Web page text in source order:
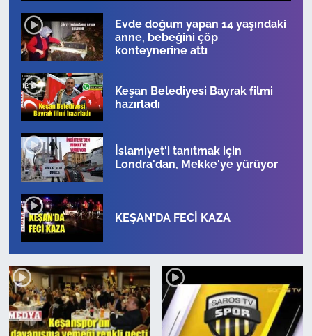
1
Evde doğum yapan 14 yaşındaki
anne, bebeğini çöp
konteynerine attı
Keşan Belediyesi Bayrak filmi
hazırladı
İslamiyet'i tanıtmak için
Londra'dan, Mekke'ye yürüyor
KEŞAN'DA FECİ KAZA
TARIM VE HAYVANCILIK
KÜLTÜR SANAT
RESMİ İLAN
SPOR
YAŞAM
EDİRNE
TEKİRDAĞ
KIRKLARELİ
ÇANAKKALE